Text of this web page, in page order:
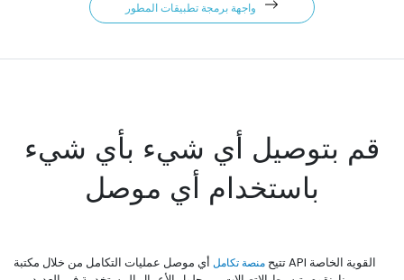
قم بتوصيل أي شيء بأي شيء
باستخدام أي موصل
تتيح منصة تكامل أي موصل عمليات التكامل من خلال مكتبة API القوية الخاصة